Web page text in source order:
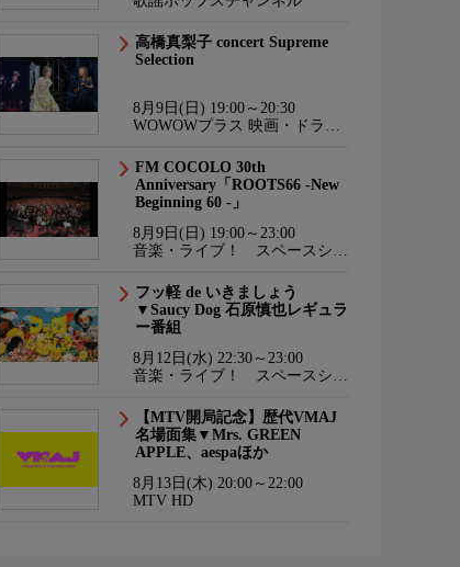
高橋真梨子 concert Supreme
Selection
8月9日(日) 19:00～20:30
WOWOWプラス 映画・ドラ
FM COCOLO 30th
Anniversary「ROOTS66 -New
Beginning 60 -」
8月9日(日) 19:00～23:00
音楽・ライブ！ スペースシャ
フッ軽 de いきましょう
▼Saucy Dog 石原慎也レギュラ
ー番組
8月12日(水) 22:30～23:00
音楽・ライブ！ スペースシャ
【MTV開局記念】歴代VMAJ
名場面集▼Mrs. GREEN
APPLE、aespaほか
8月13日(木) 20:00～22:00
MTV HD